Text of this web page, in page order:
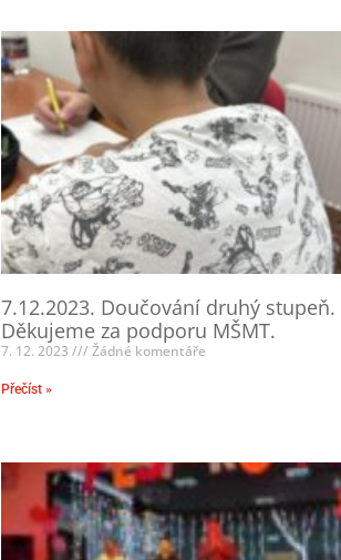
7.12.2023. Doučování druhý stupeň.
Děkujeme za podporu MŠMT.
7. 12. 2023 Žádné komentáře
Přečíst »